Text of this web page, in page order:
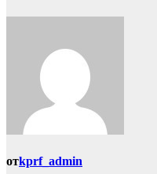
отkprf_admin